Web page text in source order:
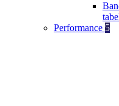
Performance 5